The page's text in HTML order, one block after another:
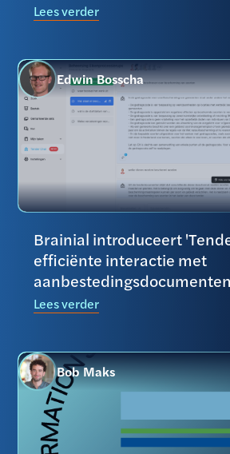
Lees verder
Edwin Bosscha
Brainial introduceert
efficiënte interactie met
Lees verder
Bob Maks